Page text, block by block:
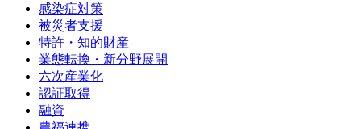
感染症対策
被災者支援
特許・知的財産
業態転換・新分野展開
六次産業化
認証取得
融資